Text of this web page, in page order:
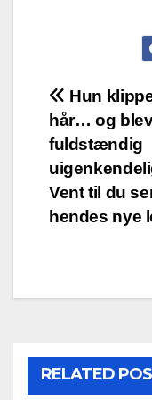
Post
Hun
hår… og
fuldstændig
Vent til du
hendes nye
RELATED